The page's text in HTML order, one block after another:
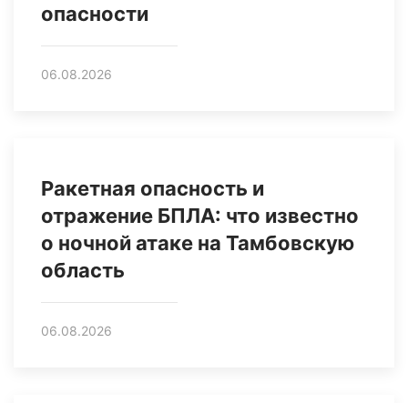
опасности
06.08.2026
Ракетная опасность и
отражение БПЛА: что известно
о ночной атаке на Тамбовскую
область
06.08.2026